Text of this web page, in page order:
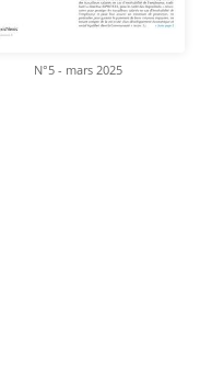
N°5 - mars 2025